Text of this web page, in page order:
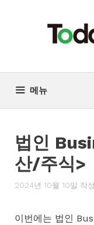
기
메뉴
법인
산/주식>
2024년 10월 10일 작
이번에는 법인